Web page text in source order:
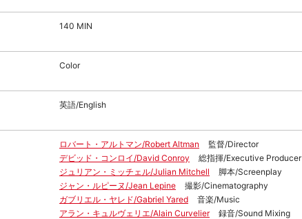
140 MIN
Color
英語/English
ロバート・アルトマン/Robert Altman
監督/Director
デビッド・コンロイ/David Conroy
総指揮/Executive Producer
ジュリアン・ミッチェル/Julian Mitchell
脚本/Screenplay
ジャン・ルピーヌ/Jean Lepine
撮影/Cinematography
ガブリエル・ヤレド/Gabriel Yared
音楽/Music
アラン・キュルヴェリエ/Alain Curvelier
録音/Sound Mixing